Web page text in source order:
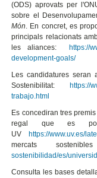
(ODS) aprovats per
sobre el
Món. En concret, es
principals relacionats
les aliances: https://
development-goals/
Les candidatures seran
Sostenibilitat: https://
trabajo.html
Es concediran tres
regal que es
UV
https://www.uv.es/
mercats
sostenibilidad/es/
Consulta les bases